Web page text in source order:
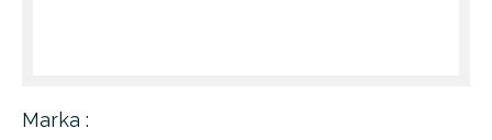
Marka :